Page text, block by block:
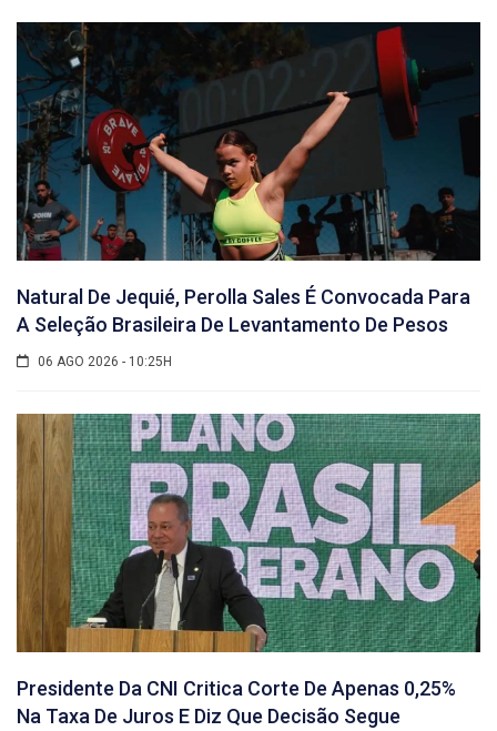
Natural De Jequié, Perolla Sales É Convocada Para
A Seleção Brasileira De Levantamento De Pesos
06 AGO 2026 - 10:25H
Presidente Da CNI Critica Corte De Apenas 0,25%
Na Taxa De Juros E Diz Que Decisão Segue